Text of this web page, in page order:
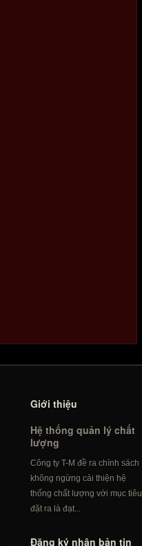
Giới thiệu
Hệ thống quản lý chất
lượng
Công ty T-M đề ra chính sách
không ngừng cải thiện hệ
thống chất lượng với mục tiêu
đặt ra là đạt...
Đăng ký nhận bản tin